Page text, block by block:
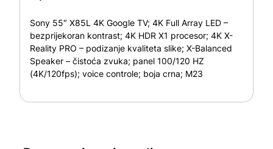
Sony 55″ X85L 4K Google TV; 4K Full Array LED –
bezprijekoran kontrast; 4K HDR X1 procesor; 4K X-
Reality PRO – podizanje kvaliteta slike; X-Balanced
Speaker – čistoća zvuka; panel 100/120 HZ
(4K/120fps); voice controle; boja crna; M23